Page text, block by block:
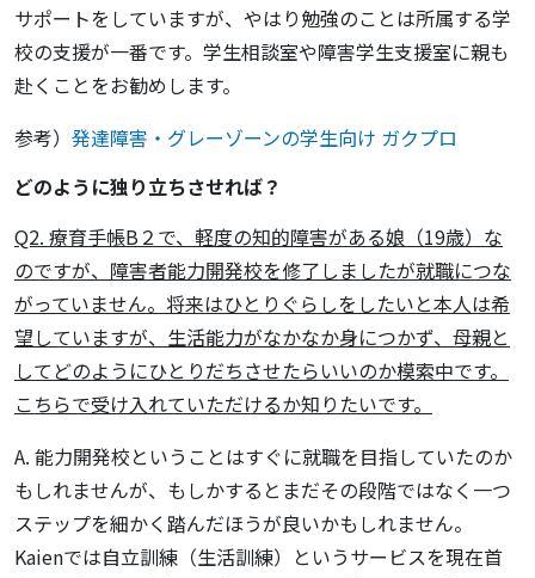
サポートをしていますが、やはり勉強のことは所属する学
校の支援が一番です。学生相談室や障害学生支援室に親も
赴くことをお勧めします。
参考） 発達障害・グレーゾーンの学生向け ガクプロ
どのように独り立ちさせれば？
Q2. 療育手帳B２で、軽度の知的障害がある娘（19歳）な
のですが、障害者能力開発校を修了しましたが就職につな
がっていません。将来はひとりぐらしをしたいと本人は希
望していますが、生活能力がなかなか身につかず、母親と
してどのようにひとりだちさせたらいいのか模索中です。
こちらで受け入れていただけるか知りたいです。
A. 能力開発校ということはすぐに就職を目指していたのか
もしれませんが、もしかするとまだその段階ではなく一つ
ステップを細かく踏んだほうが良いかもしれません。
Kaienでは自立訓練（生活訓練）というサービスを現在首